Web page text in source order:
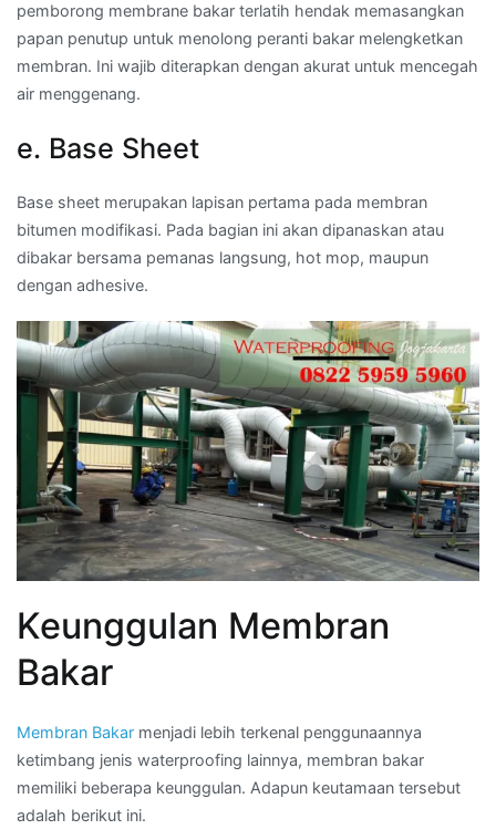
pemborong membrane bakar terlatih hendak memasangkan
papan penutup untuk menolong peranti bakar melengketkan
membran. Ini wajib diterapkan dengan akurat untuk mencegah
air menggenang.
e. Base Sheet
Base sheet merupakan lapisan pertama pada membran
bitumen modifikasi. Pada bagian ini akan dipanaskan atau
dibakar bersama pemanas langsung, hot mop, maupun
dengan adhesive.
Keunggulan Membran
Bakar
Membran Bakar menjadi lebih terkenal penggunaannya
ketimbang jenis waterproofing lainnya, membran bakar
memiliki beberapa keunggulan. Adapun keutamaan tersebut
adalah berikut ini.